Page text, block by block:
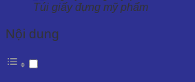
Túi giấy đựng mỹ phẩm
Nội dung